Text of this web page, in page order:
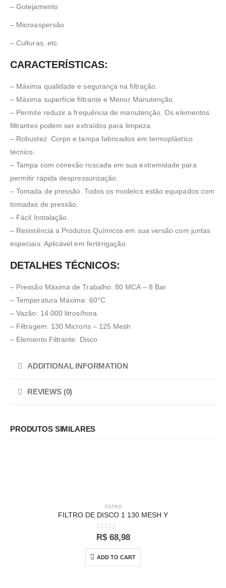
– Gotejamento
– Microaspersão
– Culturas, etc.
CARACTERÍSTICAS:
– Máxima qualidade e segurança na filtração.
– Máxima superfície filtrante e Menor Manutenção.
– Permite reduzir a frequência de manutenção. Os elementos
filtrantes podem ser extraídos para limpeza.
– Robustez. Corpo e tampa fabricados em termoplástico
técnico.
– Tampa com conexão roscada em sua extremidade para
permitir rápida despressurização.
– Tomada de pressão. Todos os modelos estão equipados com
tomadas de pressão.
– Fácil Instalação.
– Resistência a Produtos Químicos em sua versão com juntas
especiais. Aplicável em fertirrigação.
DETALHES TÉCNICOS:
– Pressão Máxima de Trabalho: 80 MCA – 8 Bar
– Temperatura Máxima: 60°C
– Vazão: 14.000 litros/hora
– Filtragem: 130 Microns – 125 Mesh
– Elemento Filtrante: Disco
ADDITIONAL INFORMATION
REVIEWS (0)
PRODUTOS SIMILARES
FILTRO
FILTRO DE DISCO 1 130 MESH Y
0out of 5
R$68,98
ADD TO CART